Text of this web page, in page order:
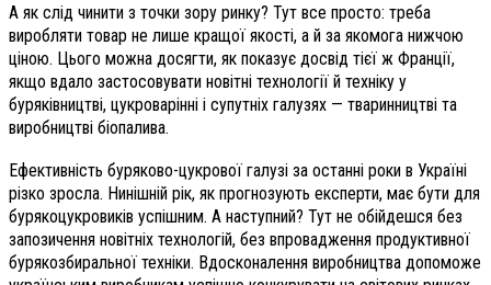
А як слід чинити з точки зору ринку? Тут все просто: треба
виробляти товар не лише кращої якості, а й за якомога нижчою
ціною. Цього можна досягти, як показує досвід тієї ж Франції,
якщо вдало застосовувати новітні технології й техніку у
буряківництві, цукроварінні і супутніх галузях — тваринництві та
виробництві біопалива.
Ефективність буряково-цукрової галузі за останні роки в Україні
різко зросла. Нинішній рік, як прогнозують експерти, має бути для
бурякоцукровиків успішним. А наступний? Тут не обійдешся без
запозичення новітніх технологій, без впровадження продуктивної
бурякозбиральної техніки. Вдосконалення виробництва допоможе